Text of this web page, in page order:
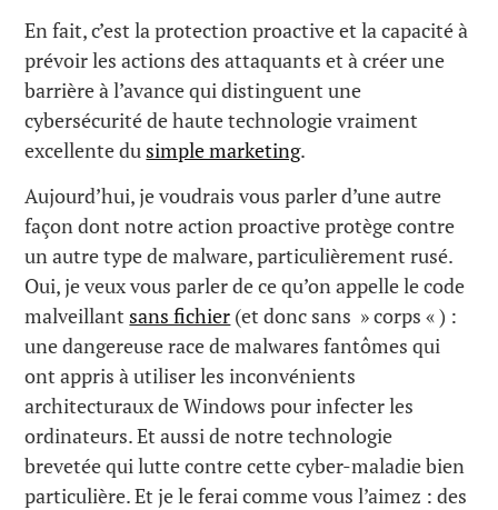
En fait, c’est la protection proactive et la capacité à
prévoir les actions des attaquants et à créer une
barrière à l’avance qui distinguent une
cybersécurité de haute technologie vraiment
excellente du simple marketing.
Aujourd’hui, je voudrais vous parler d’une autre
façon dont notre action proactive protège contre
un autre type de malware, particulièrement rusé.
Oui, je veux vous parler de ce qu’on appelle le code
malveillant sans fichier (et donc sans » corps « ) :
une dangereuse race de malwares fantômes qui
ont appris à utiliser les inconvénients
architecturaux de Windows pour infecter les
ordinateurs. Et aussi de notre technologie
brevetée qui lutte contre cette cyber-maladie bien
particulière. Et je le ferai comme vous l’aimez : des